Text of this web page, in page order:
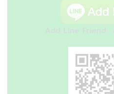
Add Line Friend :